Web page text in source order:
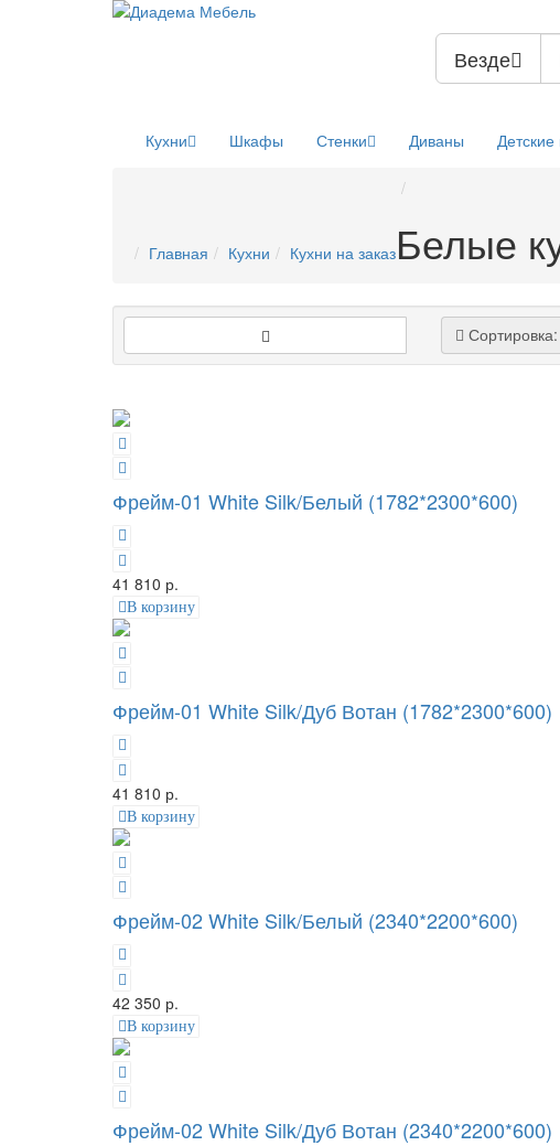
Везде
Кухни Шкафы Стенки Диваны
Главная Кухни Кухни на заказБелые
Сортировка:
Фрейм-01 White Silk/Белый (1782*2300*600)
41 810 р.
В корзину
Фрейм-01 White Silk/Дуб Вотан (1782*2300*600)
41 810 р.
В корзину
Фрейм-02 White Silk/Белый (2340*2200*600)
42 350 р.
В корзину
Фрейм-02 White Silk/Дуб Вотан (2340*2200*600)